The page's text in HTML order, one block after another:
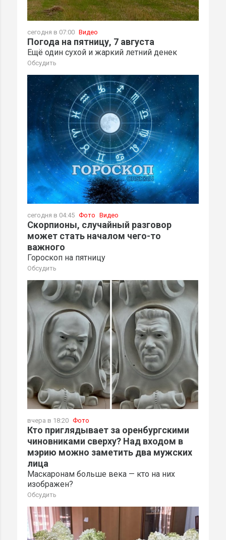
сегодня в 07:00 Видео
Погода на пятницу, 7 августа
Ещё один сухой и жаркий летний денек
Обсудить
сегодня в 04:45 Фото Видео
Скорпионы, случайный разговор
может стать началом чего-то
важного
Гороскоп на пятницу
Обсудить
вчера в 18:20 Фото
Кто приглядывает за оренбургскими
чиновниками сверху? Над входом в
мэрию можно заметить два мужских
лица
Маскаронам больше века — кто на них
изображен?
Обсудить